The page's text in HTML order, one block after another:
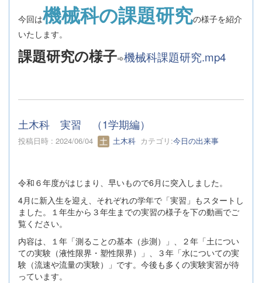
今回は機械科の課題研究の様子を紹介
いたします。
課題研究の様子➾機械科課題研究.mp4
土木科 実習 （1学期編）
投稿日時 : 2024/06/04 土木科 カテゴリ:今日の出来事
令和６年度がはじまり、早いもので6月に突入しました。
4月に新入生を迎え、それぞれの学年で「実習」もスタートし
ました。１年生から３年生までの実習の様子を下の動画でご
覧ください。
内容は、１年「測ることの基本（歩測）」、２年「土につい
ての実験（液性限界・塑性限界）」、３年「水についての実
験（流速や流量の実験）」です。今後も多くの実験実習が待
っています。